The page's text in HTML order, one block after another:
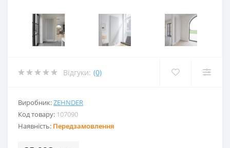
Відгуки: (0)
Виробник:ZEHNDER
Код товару: 107090
Наявність: Передзамовлення